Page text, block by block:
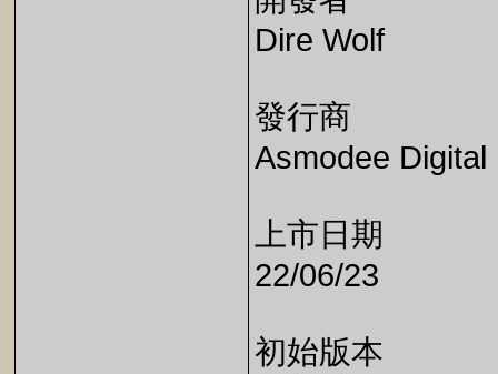
Dire Wolf
發行商
Asmodee Digital
上市日期
22/06/23
初始版本